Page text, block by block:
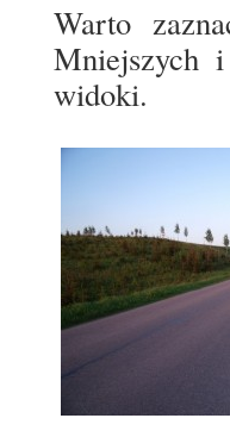
Warto
Mniejszych
widoki.